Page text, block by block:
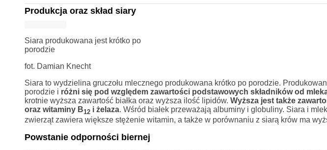
Produkcja oraz skład siary
Siara produkowana jest krótko po
porodzie
fot. Damian Knecht
Siara to wydzielina gruczołu mlecznego produkowana krótko po porodzie.
porodzie i różni się pod względem zawartości podstawowych składników od
krotnie wyższa zawartość białka oraz wyższa ilość lipidów. Wyższa jest także
oraz witaminy B12i żelaza. Wśród białek przeważają albuminy i globuliny. Siara i
zwierząt zawiera większe stężenie witamin, a także w porównaniu z siarą krów ma
Powstanie odporności biernej